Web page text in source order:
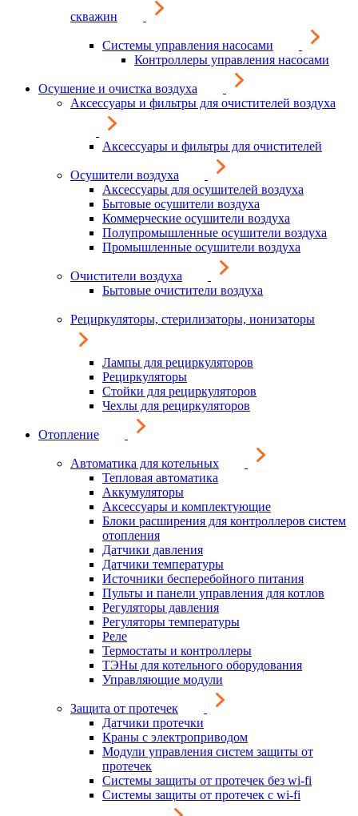
скважин
Системы управления насосами
Контроллеры управления насосами
Осушение и очистка воздуха
Аксессуары и фильтры для очистителей воздуха
Аксессуары и фильтры для очистителей
Осушители воздуха
Аксессуары для осушителей воздуха
Бытовые осушители воздуха
Коммерческие осушители воздуха
Полупромышленные осушители воздуха
Промышленные осушители воздуха
Очистители воздуха
Бытовые очистители воздуха
Рециркуляторы, стерилизаторы, ионизаторы
Лампы для рециркуляторов
Рециркуляторы
Стойки для рециркуляторов
Чехлы для рециркуляторов
Отопление
Автоматика для котельных
Тепловая автоматика
Аккумуляторы
Аксессуары и комплектующие
Блоки расширения для контроллеров систем
отопления
Датчики давления
Датчики температуры
Источники бесперебойного питания
Пульты и панели управления для котлов
Регуляторы давления
Регуляторы температуры
Реле
Термостаты и контроллеры
ТЭНы для котельного оборудования
Управляющие модули
Защита от протечек
Датчики протечки
Краны с электроприводом
Модули управления систем защиты от
протечек
Системы защиты от протечек без wi-fi
Системы защиты от протечек с wi-fi